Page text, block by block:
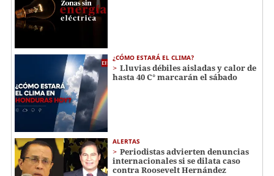
¿CÓMO ESTARÁ EL CLIMA?
Lluvias débiles aisladas y calor de
hasta 40 C° marcarán el sábado
ALERTAS
Periodistas advierten denuncias
internacionales si se dilata caso
contra Roosevelt Hernández